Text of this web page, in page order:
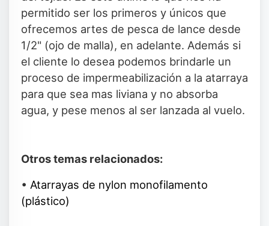
permitido ser los primeros y únicos que
ofrecemos artes de pesca de lance desde
1/2" (ojo de malla), en adelante. Además si
el cliente lo desea podemos brindarle un
proceso de impermeabilización a la atarraya
para que sea mas liviana y no absorba
agua, y pese menos al ser lanzada al vuelo.
Otros temas relacionados:
• Atarrayas de nylon monofilamento
(plástico)